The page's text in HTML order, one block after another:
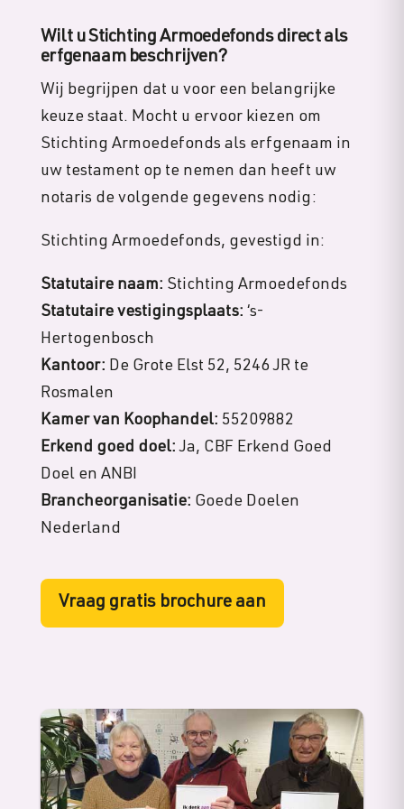
Wilt u Stichting Armoedefonds direct als
erfgenaam beschrijven?
Wij begrijpen dat u voor een belangrijke
keuze staat. Mocht u ervoor kiezen om
Stichting Armoedefonds als erfgenaam in
uw testament op te nemen dan heeft uw
notaris de volgende gegevens nodig:
Stichting Armoedefonds, gevestigd in:
Statutaire naam: Stichting Armoedefonds
Statutaire vestigingsplaats: ‘s-
Hertogenbosch
Kantoor: De Grote Elst 52, 5246 JR te
Rosmalen
Kamer van Koophandel: 55209882
Erkend goed doel:Ja, CBF Erkend Goed
Doel en ANBI
Brancheorganisatie: Goede Doelen
Nederland
Vraag gratis brochure aan